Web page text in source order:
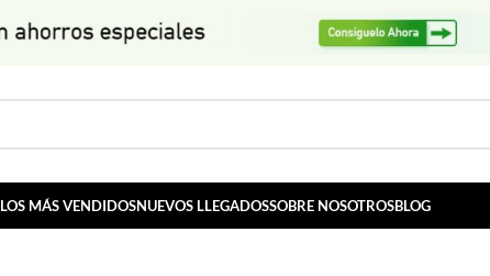
LOS MÁS VENDIDOSNUEVOS LLEGADOSSOBRE NOSOTROSBLOG